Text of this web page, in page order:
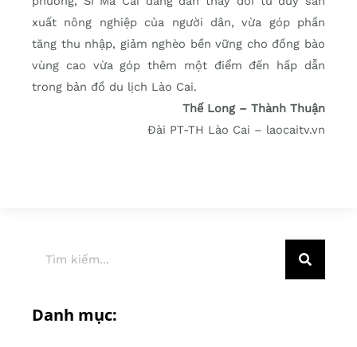
xuất nông nghiệp của người dân, vừa góp phần
tăng thu nhập, giảm nghèo bền vững cho đồng bào
vùng cao vừa góp thêm một điểm đến hấp dẫn
trong bản đồ du lịch Lào Cai.
Thế Long – Thành Thuận
Đài PT-TH Lào Cai – laocaitv.vn
Danh mục: